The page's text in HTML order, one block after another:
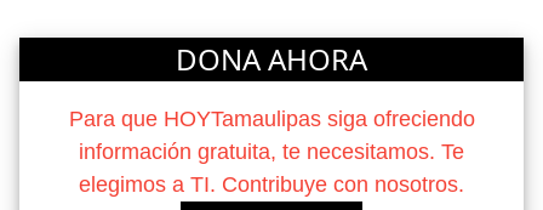
DONA AHORA
Para que HOYTamaulipas siga ofreciendo
información gratuita, te necesitamos. Te
elegimos a TI. Contribuye con nosotros.